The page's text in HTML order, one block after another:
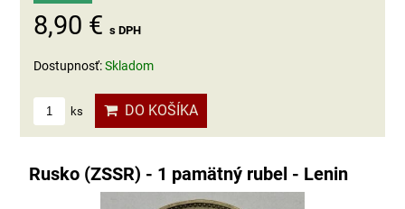
8,90 € s DPH
Dostupnosť:Skladom
ks DO KOŠÍKA
Rusko (ZSSR) - 1 pamätný rubel - Lenin